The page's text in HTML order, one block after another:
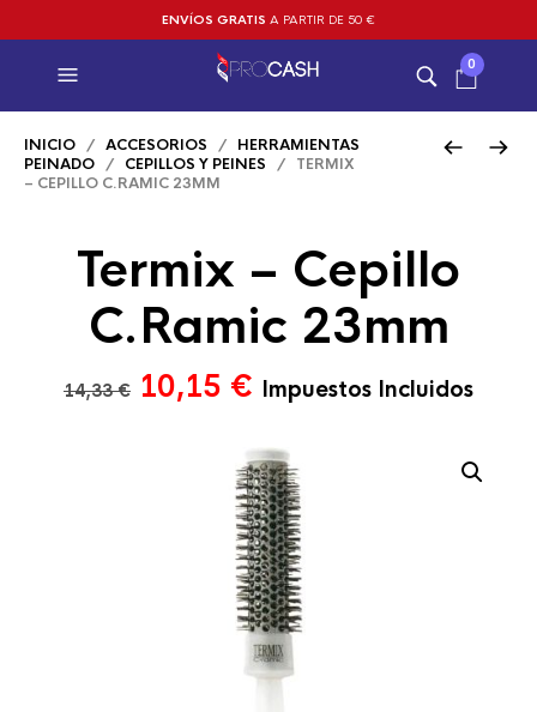
ENVÍOS GRATIS A PARTIR DE 50 €
0
INICIO / ACCESORIOS / HERRAMIENTAS
PEINADO / CEPILLOS Y PEINES / TERMIX
– CEPILLO C.RAMIC 23MM
Termix – Cepillo
C.Ramic 23mm
14,33€ El
original
14,33 €.
10,15 € El
precio
actual
es:
10,15 €.
Impuestos Incluidos